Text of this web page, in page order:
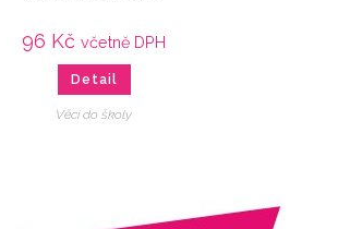
96 Kč včetně DPH
Detail
Věci do školy